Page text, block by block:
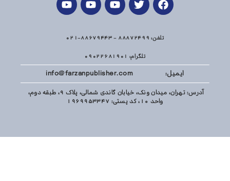
تلفن: 88872499 - 88679443-021
تلگرام: 09022681901
ایمیل: info@farzanpublisher.com
آدرس: تهران، میدان ونک، خیابان گاندی شمالی، پلاک 9، طبقه دوم،
واحد 10، کد پستی: 1969953347